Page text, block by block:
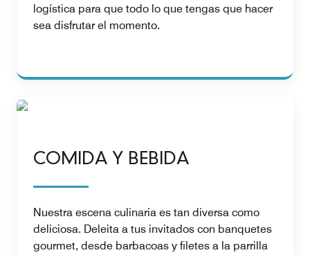
logística para que todo lo que tengas que hacer
sea disfrutar el momento.
COMIDA Y BEBIDA
Nuestra escena culinaria es tan diversa como
deliciosa. Deleita a tus invitados con banquetes
gourmet, desde barbacoas y filetes a la parrilla